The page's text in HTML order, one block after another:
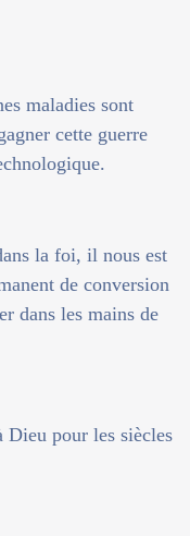
maladies sont
cette guerre
la foi, il nous est
de conversion
dans les mains de
Dieu pour les siècles